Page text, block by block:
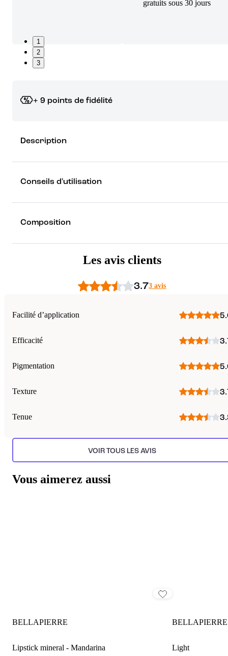
gratuits sous 30 jours
1
2
3
+ 9 points de fidélité
rêver !
Découvrez les récompenses
Description
Conseils d'utilisation
Composition
Les avis clients
3.73 avis
Facilité d’application
Efficacité
Pigmentation
Texture
Tenue
VOIR TOUS LES AVIS
Vous aimerez aussi
BELLAPIERRE
Lipstick mineral - Mandarina
BELLAPIERRE
Light